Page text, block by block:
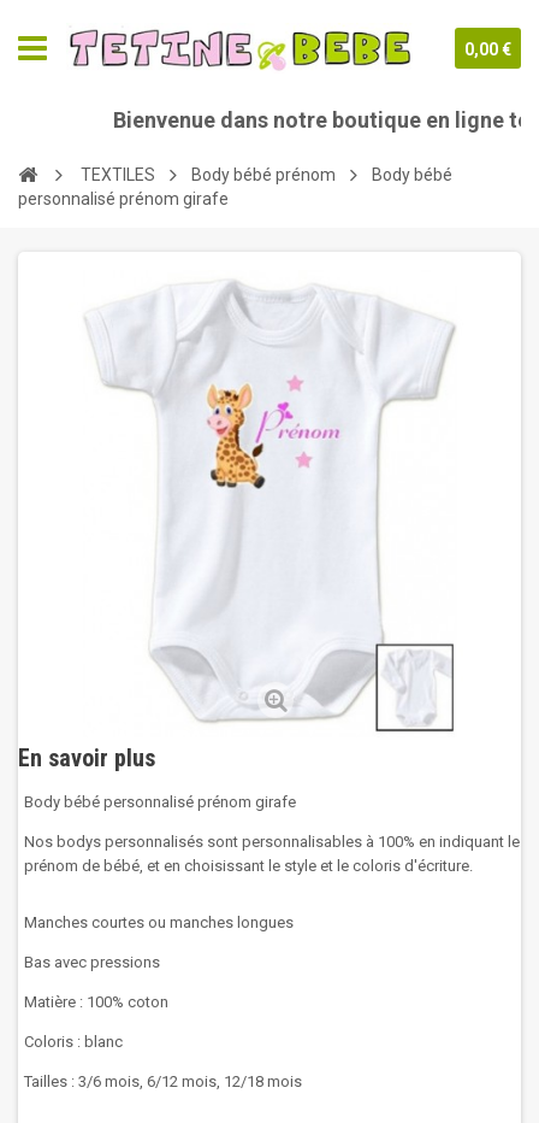
0,00 €
Bienvenue dans notre boutique en ligne
TEXTILES Body bébé prénom
Body bébé
personnalisé prénom girafe
En savoir plus
Body bébé personnalisé prénom girafe
Nos bodys personnalisés sont personnalisables à 100% en indiquant le
prénom de bébé, et en choisissant le style et le coloris d'écriture.
Manches courtes ou manches longues
Bas avec pressions
Matière : 100% coton
Coloris : blanc
Tailles : 3/6 mois, 6/12 mois, 12/18 mois